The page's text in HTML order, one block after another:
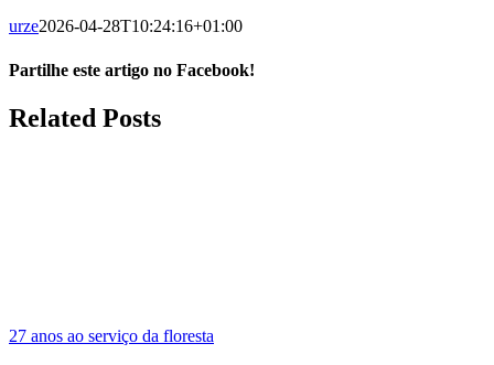
urze2026-04-28T10:24:16+01:00
Partilhe este artigo no Facebook!
Facebook
Related Posts
27 anos ao serviço da floresta